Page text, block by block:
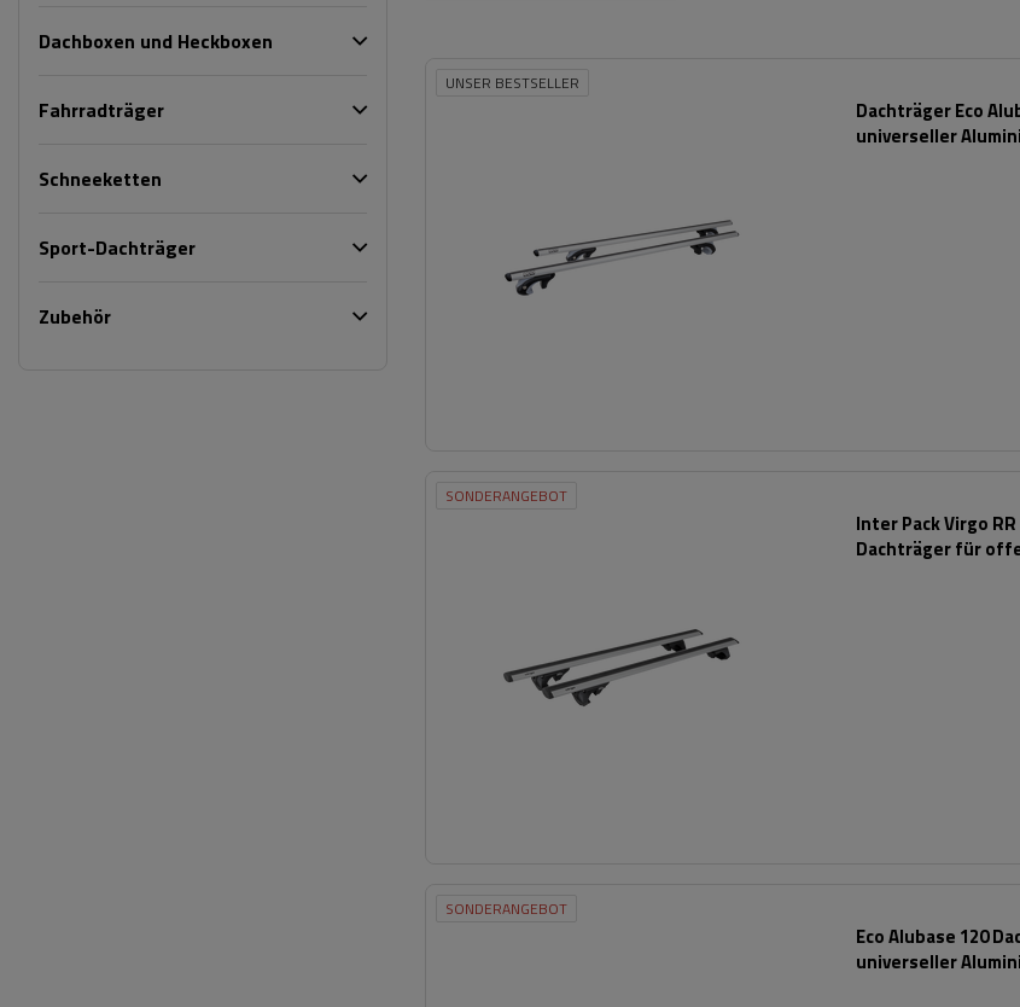
Dachboxen und Heckboxen
Fahrradträger
Schneeketten
Sport-Dachträger
Zubehör
UNSER BESTSELLER
Dachträger Eco
universeller
SONDERANGEBOT
Inter Pack Virgo RR
Dachträger für
SONDERANGEBOT
Eco Alubase 120
universeller